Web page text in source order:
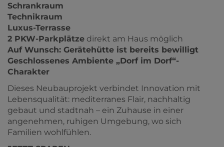
Schrankraum
Technikraum
Luxus-Terrasse
2 PKW-Parkplätze direkt am Haus möglich
Auf Wunsch: Gerätehütte ist bereits bewilligt
Geschlossenes Ambiente „Dorf im Dorf“-
Charakter
Dieses Neubauprojekt verbindet Innovation mit
Lebensqualität: mediterranes Flair, nachhaltig
gebaut und stadtnah – ein Zuhause in einer
angenehmen, ruhigen Umgebung, wo sich
Familien wohlfühlen.